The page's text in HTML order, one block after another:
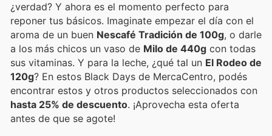
¿verdad? Y ahora es el momento perfecto para
reponer tus básicos. Imaginate empezar el día con el
aroma de un buen Nescafé Tradición de 100g, o darle
a los más chicos un vaso de Milo de 440g con todas
sus vitaminas. Y para la leche, ¿qué tal un El Rodeo de
120g? En estos Black Days de MercaCentro, podés
encontrar estos y otros productos seleccionados con
hasta 25% de descuento. ¡Aprovecha esta oferta
antes de que se agote!